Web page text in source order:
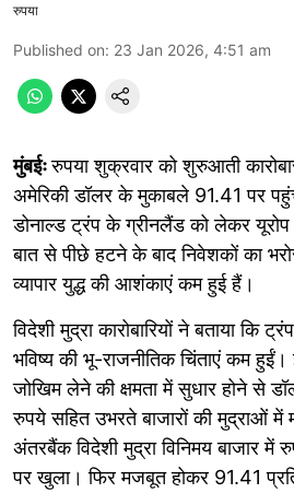
रुपया
Published on: 23 Jan 2026, 4:51 am
मुंबईःरुपया शुक्रवार को शुरुआती
अमेरिकी डॉलर के मुकाबले 91.41 पर
डोनाल्ड ट्रंप के ग्रीनलैंड को लेकर
बात से पीछे हटने के बाद निवेशकों का
व्यापार युद्ध की आशंकाएं कम हुई हैं।
विदेशी मुद्रा कारोबारियों ने बताया
भविष्य की भू-राजनीतिक चिंताएं कम
जोखिम लेने की क्षमता में सुधार होने से
रुपये सहित उभरते बाजारों की मुद्राओं में
अंतरबैंक विदेशी मुद्रा विनिमय बाजार में
पर खुला। फिर मजबूत होकर 91.41